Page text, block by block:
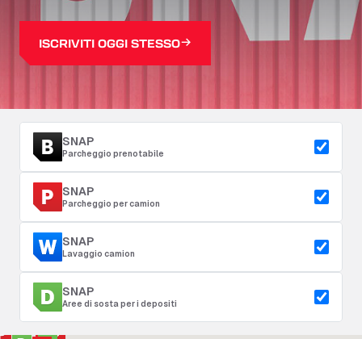
ISCRIVITI OGGI STESSO
SNAP
Parcheggio prenotabile
SNAP
Parcheggio per camion
SNAP
Lavaggio camion
SNAP
Aree di sosta per i depositi